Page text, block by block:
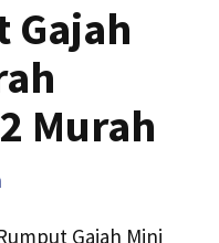
Gajah
Murah
Gajah Mini